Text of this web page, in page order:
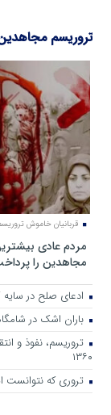
تروریسم
قربانیان خاموش
مردم عادی
مجاهدین را
ادعای صلح در
باران اشک در شامگاه
۱۳۶۰
تروری که نتوانست